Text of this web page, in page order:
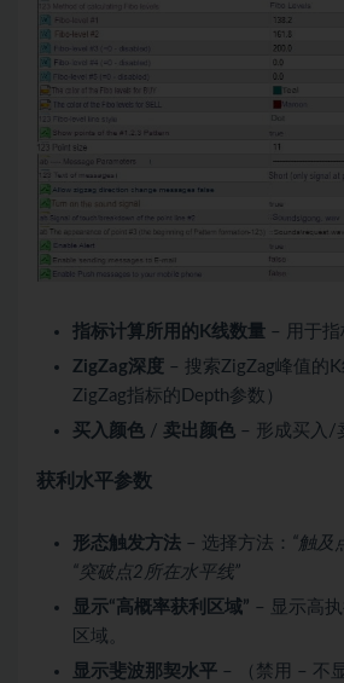
指标计算所用的K线数量 – 用于指
ZigZag深度 – 搜索ZigZag峰值的
ZigZag指标的Depth参数）
买入颜色 / 卖出颜色 – 形成买入/
获利水平参数
形态触发方法 – 选择方法： “触及
“突破点2所在水平线”
显示“高概率获利区域” – 显示高
区域。
显示斐波那契水平 – （禁用 – 不